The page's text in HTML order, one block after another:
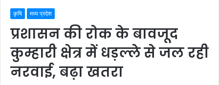
कृषि मध्य प्रदेश
प्रशासन की रोक के बावजूद
कुम्हारी क्षेत्र में धड़ल्ले से जल रही
नरवाई, बढ़ा खतरा